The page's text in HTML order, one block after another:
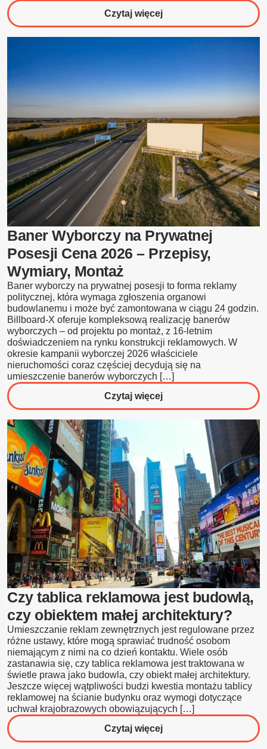
Czytaj więcejo
Siatka
jest
opłacalny?
Baner Wyborczy na Prywatnej
Posesji Cena 2026 – Przepisy,
Wymiary, Montaż
Baner wyborczy na prywatnej posesji to forma reklamy
politycznej, która wymaga zgłoszenia organowi
budowlanemu i może być zamontowana w ciągu 24 godzin.
Billboard-X oferuje kompleksową realizację banerów
wyborczych – od projektu po montaż, z 16-letnim
doświadczeniem na rynku konstrukcji reklamowych. W
okresie kampanii wyborczej 2026 właściciele
nieruchomości coraz częściej decydują się na
umieszczenie banerów wyborczych […]
Czytaj więcejo
Baner
Wyborczy
Prywatnej
Posesji
Cena
2026
–
Przepisy,
Wymiary,
Montaż
Czy tablica reklamowa jest budowlą,
czy obiektem małej architektury?
Umieszczanie reklam zewnętrznych jest regulowane przez
różne ustawy, które mogą sprawiać trudność osobom
niemającym z nimi na co dzień kontaktu. Wiele osób
zastanawia się, czy tablica reklamowa jest traktowana w
świetle prawa jako budowla, czy obiekt małej architektury.
Jeszcze więcej wątpliwości budzi kwestia montażu tablicy
reklamowej na ścianie budynku oraz wymogi dotyczące
uchwał krajobrazowych obowiązujących […]
Czytaj więcejo
Czy